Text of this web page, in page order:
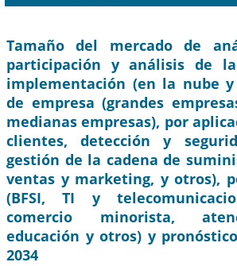
Tamaño del mercado de
participación y análisis de
implementación (en la nube
de empresa (grandes
medianas empresas), por
clientes, detección y
gestión de la cadena de
ventas y marketing, y otros),
(BFSI, TI y
comercio minorista,
educación y otros) y
2034